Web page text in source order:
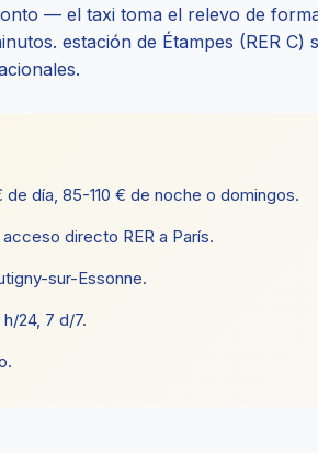
— el taxi toma el relevo de
estación de Étampes (RER
día, 85-110 € de noche o domingos.
directo RER a París.
sur-Essonne.
24, 7 d/7.